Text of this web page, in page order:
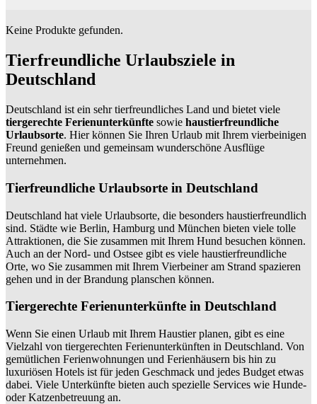
Keine Produkte gefunden.
Tierfreundliche Urlaubsziele in
Deutschland
Deutschland ist ein sehr tierfreundliches Land und bietet viele
tiergerechte Ferienunterkünfte sowie haustierfreundliche
Urlaubsorte. Hier können Sie Ihren Urlaub mit Ihrem vierbeinigen
Freund genießen und gemeinsam wunderschöne Ausflüge
unternehmen.
Tierfreundliche Urlaubsorte in Deutschland
Deutschland hat viele Urlaubsorte, die besonders haustierfreundlich
sind. Städte wie Berlin, Hamburg und München bieten viele tolle
Attraktionen, die Sie zusammen mit Ihrem Hund besuchen können.
Auch an der Nord- und Ostsee gibt es viele haustierfreundliche
Orte, wo Sie zusammen mit Ihrem Vierbeiner am Strand spazieren
gehen und in der Brandung planschen können.
Tiergerechte Ferienunterkünfte in Deutschland
Wenn Sie einen Urlaub mit Ihrem Haustier planen, gibt es eine
Vielzahl von tiergerechten Ferienunterkünften in Deutschland. Von
gemütlichen Ferienwohnungen und Ferienhäusern bis hin zu
luxuriösen Hotels ist für jeden Geschmack und jedes Budget etwas
dabei. Viele Unterkünfte bieten auch spezielle Services wie Hunde-
oder Katzenbetreuung an.